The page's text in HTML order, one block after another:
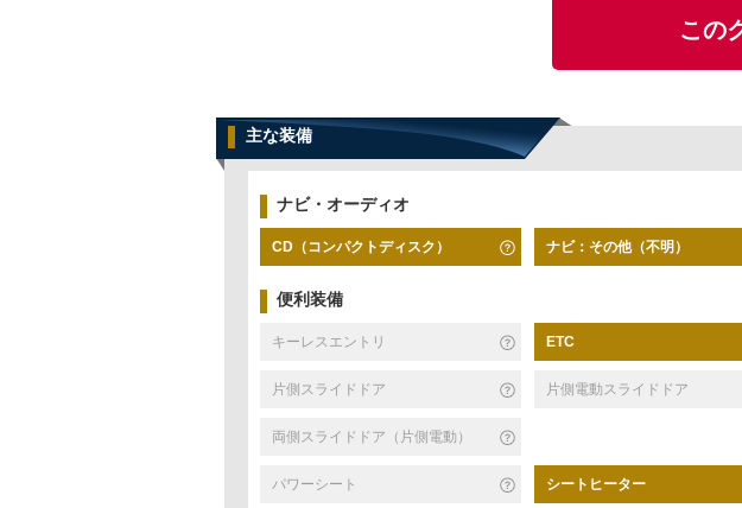
この
主な装備
ナビ・オーディオ
CD（コンパクトディスク） ナビ：その他（不明）
便利装備
キーレスエントリ ETC
片側スライドドア 片側電動スライドドア
両側スライドドア（片側電動）
パワーシート シートヒーター